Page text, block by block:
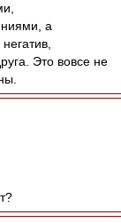
а
Это вовсе не